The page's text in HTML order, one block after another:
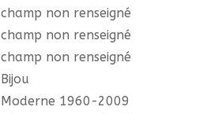
champ non renseigné
champ non renseigné
champ non renseigné
Bijou
Moderne 1960-2009